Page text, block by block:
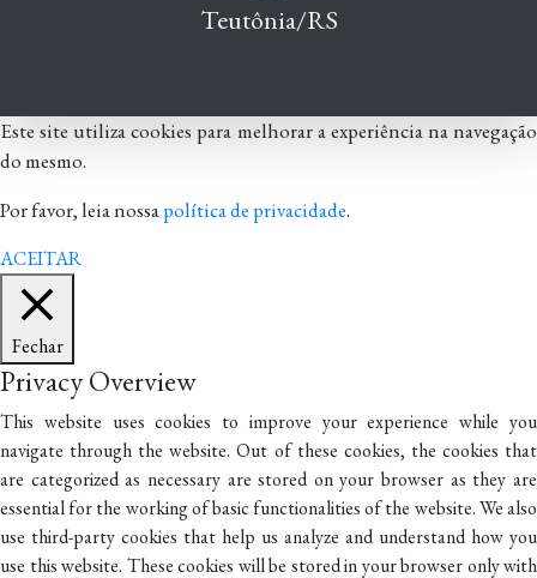
Teutônia/RS
Este site utiliza cookies para melhorar a experiência na navegação
do mesmo.
Por favor, leia nossapolítica de privacidade.
ACEITAR
Fechar
Privacy Overview
This website uses cookies to improve your experience while you
navigate through the website. Out of these cookies, the cookies that
are categorized as necessary are stored on your browser as they are
essential for the working of basic functionalities of the website. We also
use third-party cookies that help us analyze and understand how you
use this website. These cookies will be stored in your browser only with